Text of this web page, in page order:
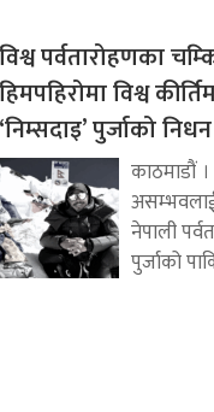
विश्व पर्वतारोहणका
हिमपहिरोमा विश्व
‘निम्सदाइ’ पुर्जाको निधन
काठमाडौं ।
नेपाली
पुर्जाको